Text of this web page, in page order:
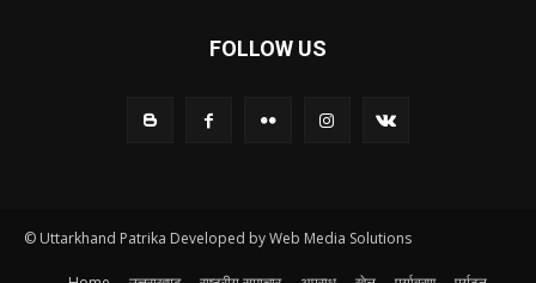
FOLLOW US
© Uttarkhand Patrika Developed by Web Media Solutions